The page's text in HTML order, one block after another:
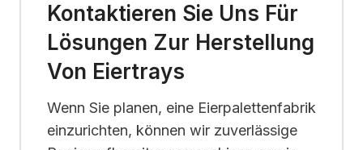
Kontaktieren Sie Uns Für
Lösungen Zur Herstellung
Von Eiertrays
Wenn Sie planen, eine Eierpalettenfabrik
einzurichten, können wir zuverlässige